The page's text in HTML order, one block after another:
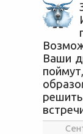
Ваши